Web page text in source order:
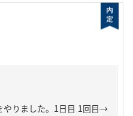
した。1日目 1回目→